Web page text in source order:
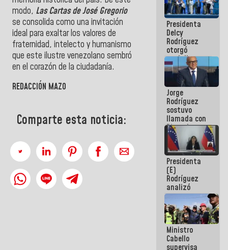
modo, Las Cartas de José Gregorio
se consolida como una invitación
ideal para exaltar los valores de
fraternidad, intelecto y humanismo
que este ilustre venezolano sembró
en el corazón de la ciudadanía.
REDACCIÓN MAZO
Comparte esta noticia:
Eléctrico
para
abordar
planes de
acción
Presidenta
Delcy
Rodríguez
otorgó
medalla
"Héroe de
Venezuela"
a servidores
públicos
Jorge
Rodríguez
sostuvo
llamada con
Dinorah
Figuera y
acuerdan
primer
encuentro
presencial
para el
diálogo
Presidenta
(E)
Rodríguez
analizó
junto a
gobernadores
planes de
recuperación
del Sistema
Eléctrico
Ministro
Cabello
supervisa